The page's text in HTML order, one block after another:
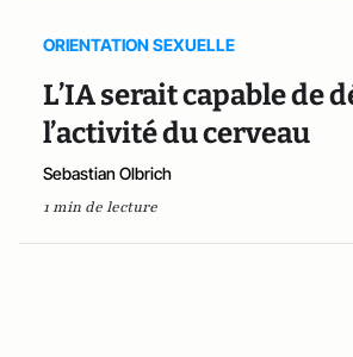
ORIENTATION SEXUELLE
L’IA serait capable de
l’activité du cerveau
Sebastian Olbrich
1 min de lecture